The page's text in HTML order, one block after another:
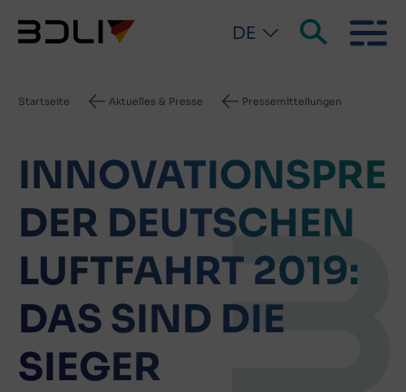
DE
Pfadnavigation
Startseite Aktuelles & Presse Pressemitteilungen
DER DEUTSCHEN
LUFTFAHRT 2019:
DAS SIND DIE
SIEGER